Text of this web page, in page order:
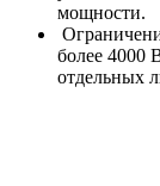
мощности.
более 4000
отдельных